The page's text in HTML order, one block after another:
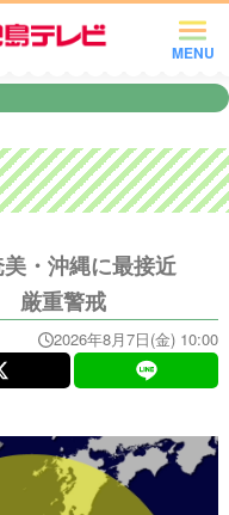
MENU
美・沖縄に最接近
厳重警戒
2026年8月7日(金) 10:00